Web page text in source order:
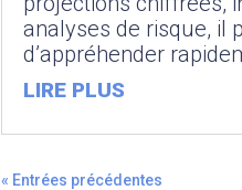
analyses de risque, il
d’appréhender
LIRE PLUS
« Entrées précédentes